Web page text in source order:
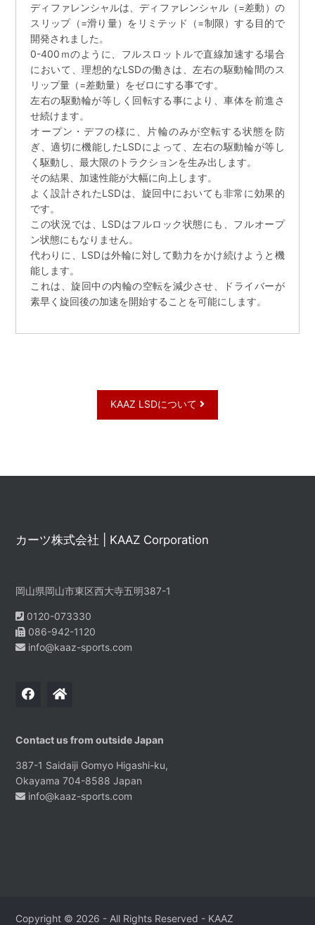
ディファレンシャルは、ディファレンシャル（=差動）の
スリップ（=滑り量）をリミテッド（=制限）する目的で
開発されました。
0-400ｍのように、フルスロットルで直線加速する場合
において、理想的なLSDの働きは、左右の駆動輪間のス
リップ量（=差動量）をゼロにする事です。
左右の駆動輪が等しく回転する事により、車体を前進さ
せ続けます。
オープン・デフの様に、片輪のみが空転する状態を防
ぎ、適切に機能したLSDによって、左右の駆動輪が等し
く駆動し、最大限のトラクションを生み出します。
その結果、加速性能が大幅に向上します。
よく設計されたLSDは、旋回中においても非常に効果的
です。
この状況では、LSDはフルロック状態にも、フルオープ
ン状態にもなりません。
代わりに、LSDは外輪に対して動力をかけ続けようと機
能します。
これは、旋回中の内輪の空転を減少させ、ドライバーが
素早く旋回後の加速を開始することを可能にします。
KAAZ LSDについて
カーツ株式会社 | KAAZ Corporation
岡山県岡山市東区西大寺五明387-1
0120-073330
086-942-1120
info@kaaz-sports.com
Contact us from outside Japan
387-1 Saidaiji Gomyo Higashi-ku,
Okayama 704-8588 Japan
info@kaaz-sports.com
Copyright © 2026 - All Rights Reserved - KAAZ